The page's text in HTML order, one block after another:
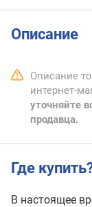
Описание
Описание
интернет-
уточняйте
продавца.
Где
В настоящее